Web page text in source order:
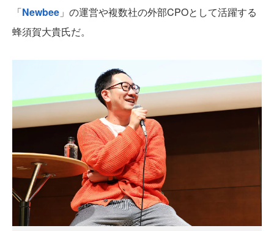
「Newbee 」の運営や複数社の外部CPOとして活躍する
蜂須賀大貴氏だ。